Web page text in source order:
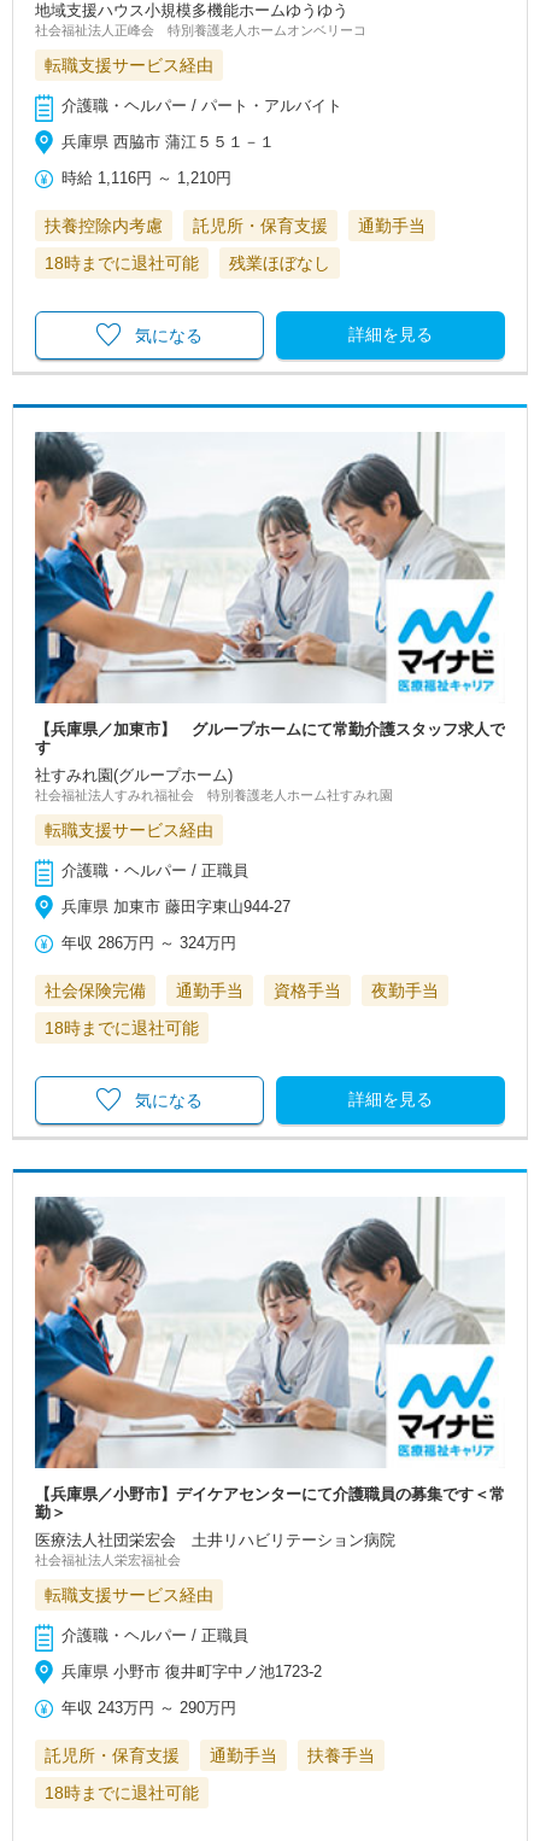
地域支援ハウス小規模多機能ホームゆうゆう
社会福祉法人正峰会 特別養護老人ホームオンベリーコ
転職支援サービス経由
介護職・ヘルパー / パート・アルバイト
兵庫県 西脇市 蒲江５５１－１
時給 1,116円 ～ 1,210円
扶養控除内考慮 託児所・保育支援
通勤手当
18時までに退社可能
残業ほぼなし
詳細を見る
気になる
【兵庫県／加東市】 グループホームにて常勤介護スタッフ求人で
す
社すみれ園(グループホーム)
社会福祉法人すみれ福祉会 特別養護老人ホーム社すみれ園
転職支援サービス経由
介護職・ヘルパー / 正職員
兵庫県 加東市 藤田字東山944-27
年収 286万円 ～324万円
社会保険完備 通勤手当 資格手当
夜勤手当
18時までに退社可能
詳細を見る
気になる
【兵庫県／小野市】デイケアセンターにて介護職員の募集です＜常
勤＞
医療法人社団栄宏会 土井リハビリテーション病院
社会福祉法人栄宏福祉会
転職支援サービス経由
介護職・ヘルパー / 正職員
兵庫県 小野市 復井町字中ノ池1723-2
年収 243万円 ～290万円
託児所・保育支援 通勤手当
扶養手当
18時までに退社可能